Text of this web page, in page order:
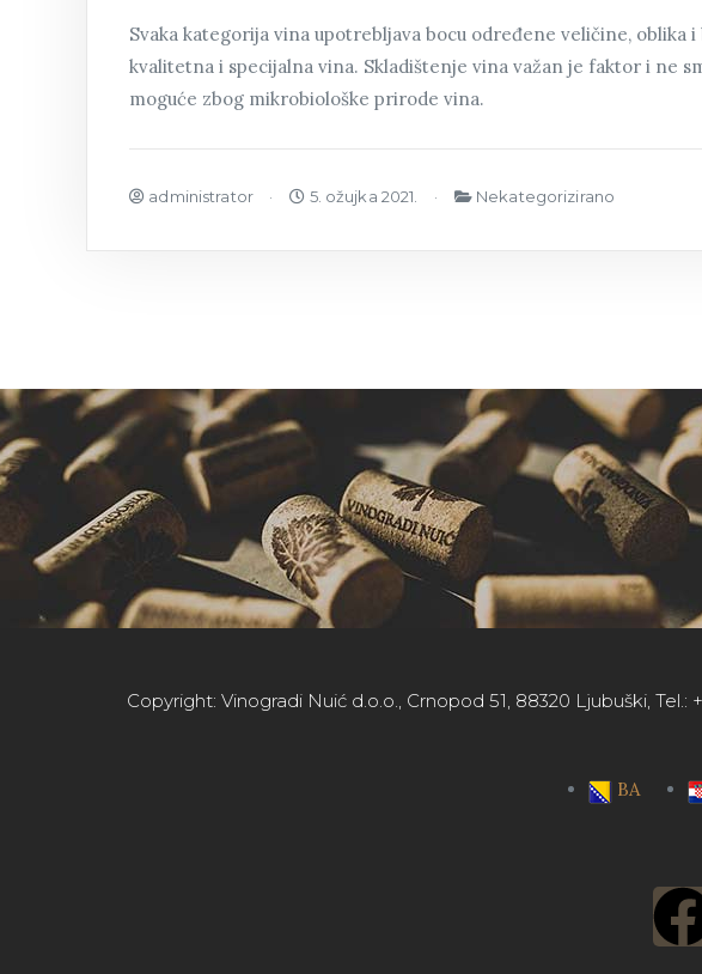
Svaka kategorija vina upotrebljava bocu određene veličine, oblika
kvalitetna i specijalna vina. Skladištenje vina važan je faktor i ne
moguće zbog mikrobiološke prirode vina.
administrator 5. ožujka 2021. Nekategorizirano
Copyright: Vinogradi Nuić d.o.o., Crnopod 51, 88320 Ljubuški,
BA